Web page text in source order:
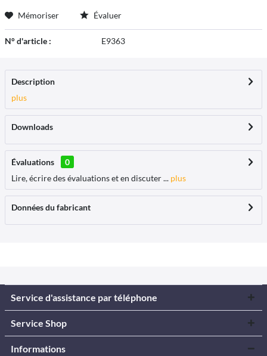
Mémoriser Évaluer
N° d'article : E9363
Description
plus
Downloads
Évaluations
0
Lire, écrire des évaluations et en discuter ... plus
Données du fabricant
Service d'assistance par téléphone
Service Shop
Informations